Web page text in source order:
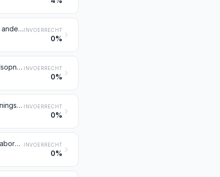
Fototoestellen; flitstoestellen en flitslampen en -buizen, voor de fotografie, andere dan gasontladingslampen en -buizen bedoeld bij post 8539INVOERRECHT
0%
Filmcamera's en filmprojectietoestellen, ook indien met ingebouwde geluidsopname- en -weergavetoestellen INVOERRECHT
0%
Projectietoestellen voor niet-bewegende beelden; vergrotings- en verkleiningstoestellen voor de fotografie INVOERRECHT
0%
Apparaten en uitrustingsstukken voor fotografische en cinematografische laboratoria, niet genoemd of niet begrepen onder andere posten van dit hoofdstuk; negatoscopen; projectieschermen INVOERRECHT
0%